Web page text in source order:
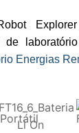
de
Energias